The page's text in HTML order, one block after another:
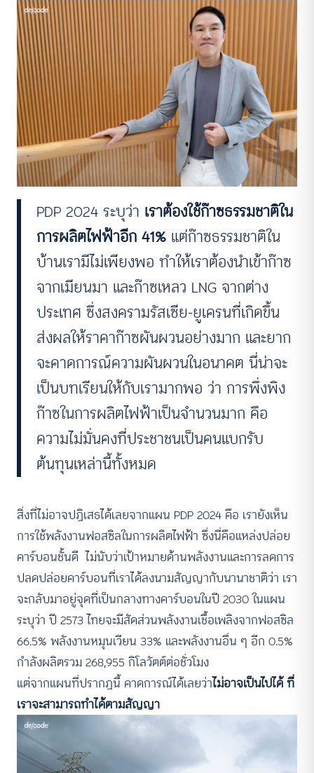
PDP 2024 ระบุว่า เราต้องใช้ก๊าซธรรมชาติใน
การผลิตไฟฟ้าอีก 41% แต่ก๊าซธรรมชาติใน
บ้านเรามีไม่เพียงพอ ทำให้เราต้องนำเข้าก๊าซ
จากเมียนมา และก๊าซเหลว LNG จากต่าง
ประเทศ ซึ่งสงครามรัสเซีย-ยูเครนที่เกิดขึ้น
ส่งผลให้ราคาก๊าซผันผวนอย่างมาก และยาก
จะคาดการณ์ความผันผวนในอนาคต นี่น่าจะ
เป็นบทเรียนให้กับเรามากพอ ว่า การพึ่งพิง
ก๊าซในการผลิตไฟฟ้าเป็นจำนวนมาก คือ
ความไม่มั่นคงที่ประชาชนเป็นคนแบกรับ
ต้นทุนเหล่านี้ทั้งหมด
สิ่งที่ไม่อาจปฏิเสธได้เลยจากแผน PDP 2024 คือ เรายังเห็น
การใช้พลังงานฟอสซิลในการผลิตไฟฟ้า ซึ่งนี่คือแหล่งปล่อย
คาร์บอนชั้นดี ไม่นับว่าเป้าหมายด้านพลังงานและการลดการ
ปลดปล่อยคาร์บอนที่เราได้ลงนามสัญญากับนานาชาติว่า เรา
จะกลับมาอยู่จุดที่เป็นกลางทางคาร์บอนในปี 2030 ในแผน
ระบุว่า ปี 2573 ไทยจะมีสัดส่วนพลังงานเชื้อเพลิงจากฟอสซิล
66.5% พลังงานหมุนเวียน 33% และพลังงานอื่น ๆ อีก 0.5%
กำลังผลิตรวม 268,955 กิโลวัตต์ต่อชั่วโมง
แต่จากแผนที่ปรากฏนี้ คาดการณ์ได้เลยว่าไม่อาจเป็นไปได้ ที่
เราจะสามารถทำได้ตามสัญญา